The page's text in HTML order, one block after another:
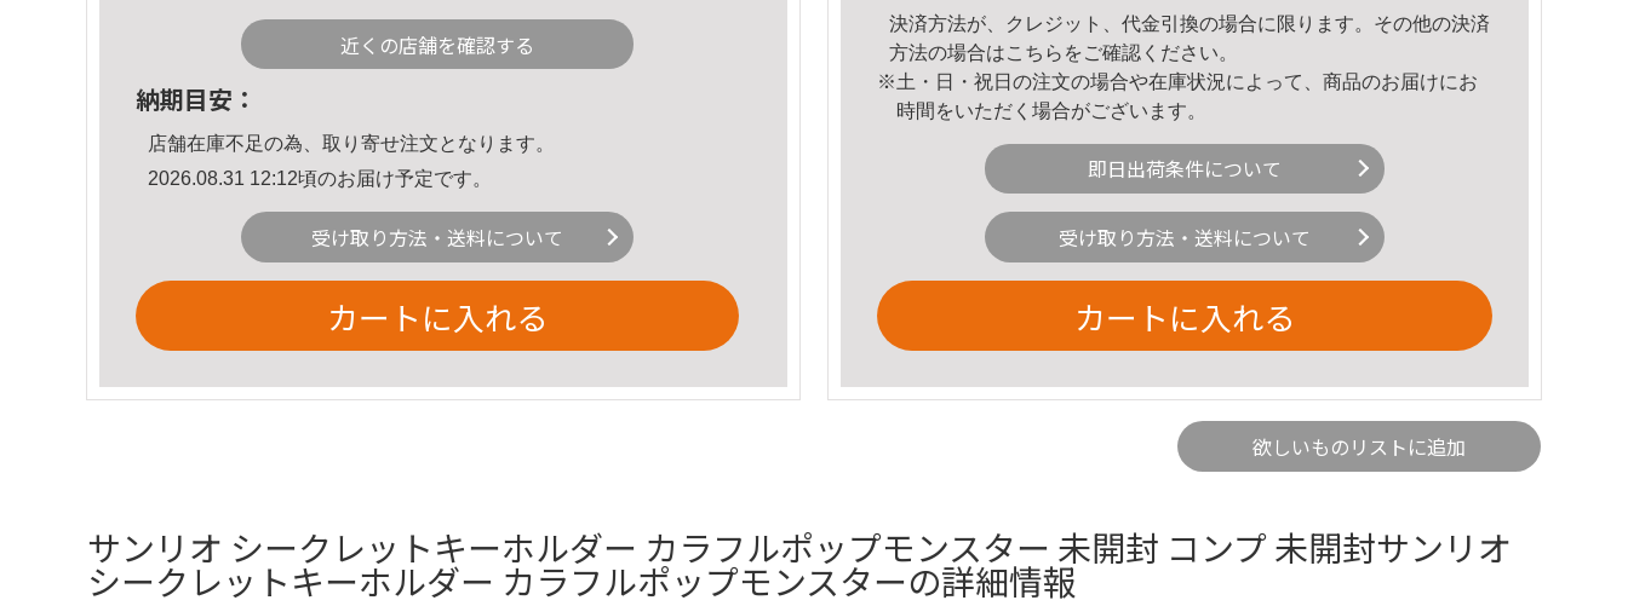
近くの店舗を確認する
納期目安：
店舗在庫不足の為、取り寄せ注文となります。
2026.08.31 12:12頃のお届け予定です。
受け取り方法・送料について
カートに入れる
決済方法が、クレジット、代金引換の場合に限ります。その他の決済
方法の場合はこちら をご確認ください。
※土・日・祝日の注文の場合や在庫状況によって、商品のお届けにお
時間をいただく場合がございます。
即日出荷条件について
受け取り方法・送料について
カートに入れる
欲しいものリストに追加
サンリオ シークレットキーホルダー カラフルポップモンスター 未開封 コンプ 未開封サンリオ
シークレットキーホルダー カラフルポップモンスターの詳細情報